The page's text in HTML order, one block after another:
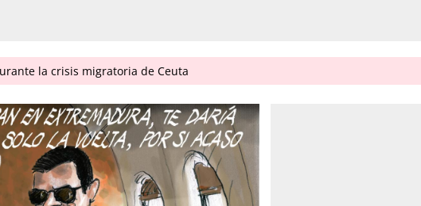
la crisis migratoria de Ceuta